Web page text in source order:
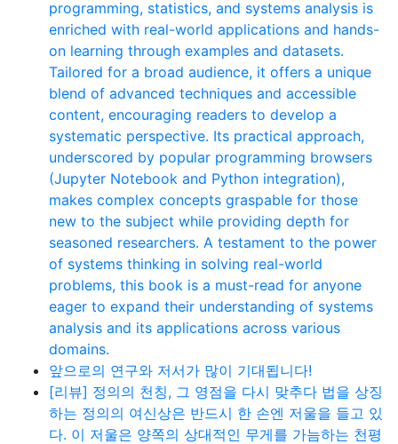
programming, statistics, and systems analysis is
enriched with real-world applications and hands-
on learning through examples and datasets.
Tailored for a broad audience, it offers a unique
blend of advanced techniques and accessible
content, encouraging readers to develop a
systematic perspective. Its practical approach,
underscored by popular programming browsers
(Jupyter Notebook and Python integration),
makes complex concepts graspable for those
new to the subject while providing depth for
seasoned researchers. A testament to the power
of systems thinking in solving real-world
problems, this book is a must-read for anyone
eager to expand their understanding of systems
analysis and its applications across various
domains.
앞으로의 연구와 저서가 많이 기대됩니다!
[리뷰] 정의의 천칭, 그 영점을 다시 맞추다 법을 상징
하는 정의의 여신상은 반드시 한 손엔 저울을 들고 있
다. 이 저울은 양쪽의 상대적인 무게를 가늠하는 천평